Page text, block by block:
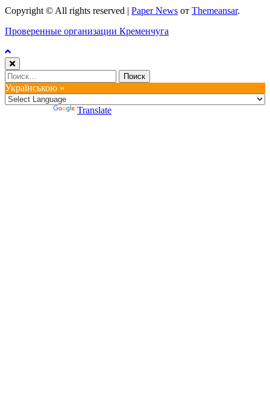
Copyright © All rights reserved | Paper News от Themeansar.
Проверенные организации Кременчуга
Найти:
Українською »
Translate